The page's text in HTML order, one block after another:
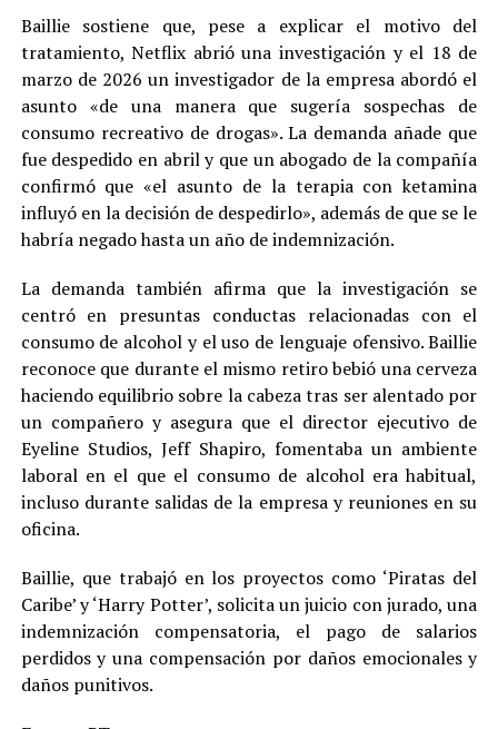
Baillie sostiene que, pese a explicar el motivo del
tratamiento, Netflix abrió una investigación y el 18 de
marzo de 2026 un investigador de la empresa abordó el
asunto «de una manera que sugería sospechas de
consumo recreativo de drogas». La demanda añade que
fue despedido en abril y que un abogado de la compañía
confirmó que «el asunto de la terapia con ketamina
influyó en la decisión de despedirlo», además de que se le
habría negado hasta un año de indemnización.
La demanda también afirma que la investigación se
centró en presuntas conductas relacionadas con el
consumo de alcohol y el uso de lenguaje ofensivo. Baillie
reconoce que durante el mismo retiro bebió una cerveza
haciendo equilibrio sobre la cabeza tras ser alentado por
un compañero y asegura que el director ejecutivo de
Eyeline Studios, Jeff Shapiro, fomentaba un ambiente
laboral en el que el consumo de alcohol era habitual,
incluso durante salidas de la empresa y reuniones en su
oficina.
Baillie, que trabajó en los proyectos como ‘Piratas del
Caribe’ y ‘Harry Potter’, solicita un juicio con jurado, una
indemnización compensatoria, el pago de salarios
perdidos y una compensación por daños emocionales y
daños punitivos.